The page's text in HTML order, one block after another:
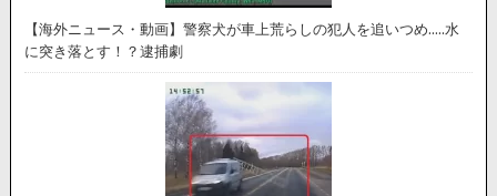
【海外ニュース・動画】警察犬が車上荒らしの犯人を追いつめ…..水
に突き落とす！？逮捕劇